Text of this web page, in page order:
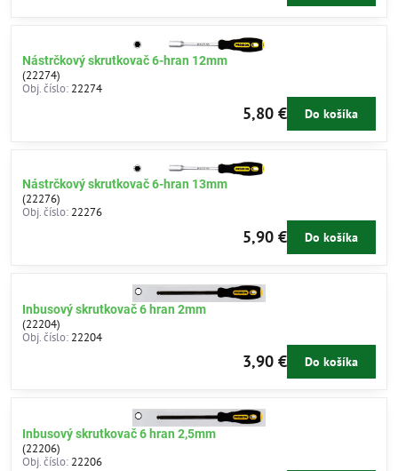
Nástrčkový skrutkovač 6-hran 12mm
(22274)
Obj. číslo: 22274
5,80 € Do košíka
Nástrčkový skrutkovač 6-hran 13mm
(22276)
Obj. číslo: 22276
5,90 € Do košíka
Inbusový skrutkovač 6 hran 2mm
(22204)
Obj. číslo: 22204
3,90 € Do košíka
Inbusový skrutkovač 6 hran 2,5mm
(22206)
Obj. číslo: 22206